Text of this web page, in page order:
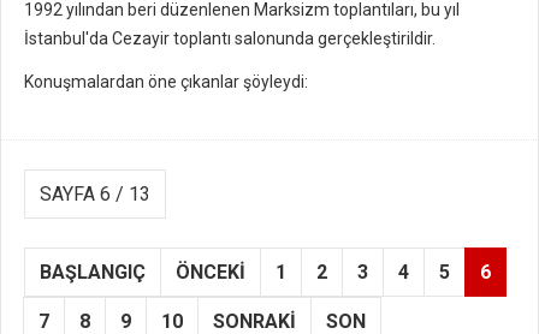
1992 yılından beri düzenlenen Marksizm toplantıları, bu yıl
İstanbul'da Cezayir toplantı salonunda gerçekleştirildir.
Konuşmalardan öne çıkanlar şöyleydi:
SAYFA 6 / 13
BAŞLANGIÇ ÖNCEKI 1 2 3 4 5 6
7 8 9 10 SONRAKI SON